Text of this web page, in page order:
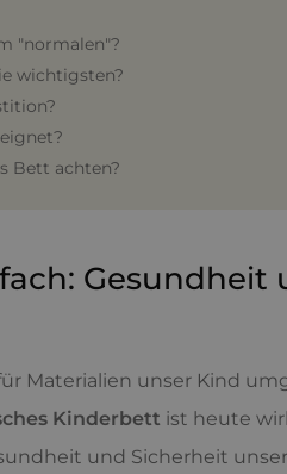
"normalen"?
wichtigsten?
Bett achten?
Gesundheit
Materialien unser Kind
Kinderbett ist heute
und Sicherheit